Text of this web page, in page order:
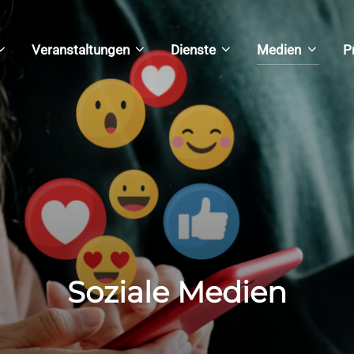
Veranstaltungen Dienste Medien
Soziale Medien